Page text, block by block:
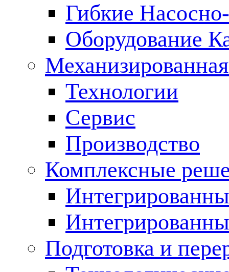
Гибкие
Оборудование
Технологии
Сервис
Производство
Комплексные
Подготовка и